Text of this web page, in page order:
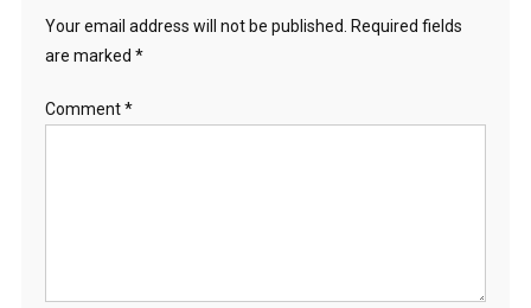
Your email address will not be published.
Required fields
are marked *
Comment*